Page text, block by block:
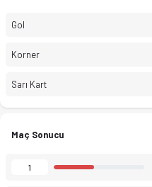
Eliteliga Voralberg 25-26
Gol
Korner
Sarı Kart
Maç Sonucu
1